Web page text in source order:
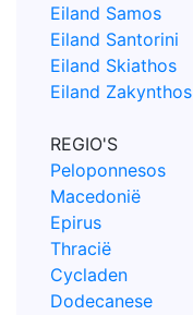
Eiland Samos
Eiland Santorini
Eiland Skiathos
Eiland Zakynthos
REGIO'S
Peloponnesos
Macedonië
Epirus
Thracië
Cycladen
Dodecanese